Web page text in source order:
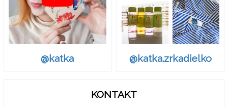
@katka @katka.zrkadielko
KONTAKT